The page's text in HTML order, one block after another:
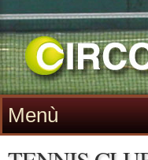
Menù